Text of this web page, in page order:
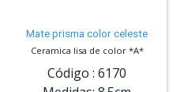
Mate prisma color celeste
Ceramica lisa de color *A*
Código : 6170